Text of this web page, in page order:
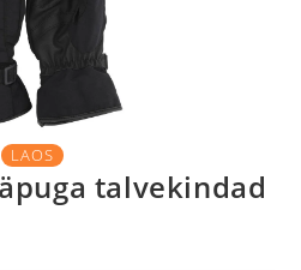
LAOS
talvekindad